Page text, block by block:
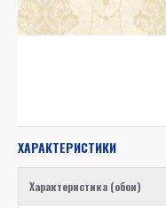
ХАРАКТЕРИСТИКИ
Характеристика (обои)